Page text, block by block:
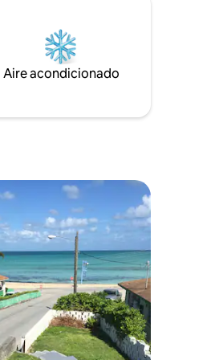
del Atlántico con sus
de coral y
sin nadie más a la
Aire acondicionado